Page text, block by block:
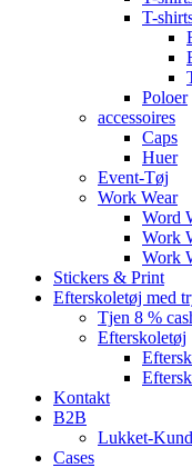
T-
Poloer
accessoires
Caps
Huer
Event-Tøj
Work Wear
Word
Work
Work
Stickers & Print
Efterskoletøj med
Tjen 8 %
Efterskoletøj
Kontakt
B2B
Lukket-
Cases